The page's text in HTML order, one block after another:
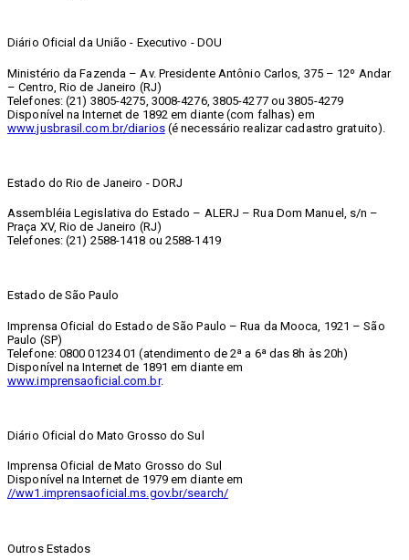
Diário Oficial da União - Executivo - DOU
Ministério da Fazenda – Av. Presidente Antônio Carlos, 375 – 12º Andar
– Centro, Rio de Janeiro (RJ)
Telefones: (21) 3805-4275, 3008-4276, 3805-4277 ou 3805-4279
Disponível na Internet de 1892 em diante (com falhas) em
www.jusbrasil.com.br/diarios(é necessário realizar cadastro gratuito).
Estado do Rio de Janeiro - DORJ
Assembléia Legislativa do Estado – ALERJ – Rua Dom Manuel, s/n –
Praça XV, Rio de Janeiro (RJ)
Telefones: (21) 2588-1418 ou 2588-1419
Estado de São Paulo
Imprensa Oficial do Estado de São Paulo – Rua da Mooca, 1921 – São
Paulo (SP)
Telefone: 0800 01234 01 (atendimento de 2ª a 6ª das 8h às 20h)
Disponível na Internet de 1891 em diante em
www.imprensaoficial.com.br.
Diário Oficial do Mato Grosso do Sul
Imprensa Oficial de Mato Grosso do Sul
Disponível na Internet de 1979 em diante em
//ww1.imprensaoficial.ms.gov.br/search/
Outros Estados